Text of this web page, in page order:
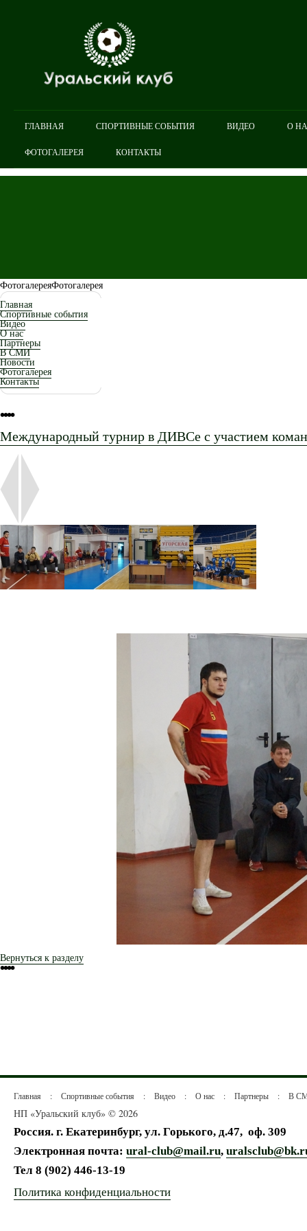
ГЛАВНАЯ СПОРТИВНЫЕ СОБЫТИЯ ВИДЕО О
ФОТОГАЛЕРЕЯ КОНТАКТЫ
ФотогалереяФотогалерея
Главная
Спортивные события
Видео
О нас
Партнеры
В СМИ
Новости
Фотогалерея
Контакты
••••
Международный турнир в ДИВСе с участием
Вернуться к разделу
••••
Главная : Спортивные события : Видео : О нас : Партнеры : В
НП «Уральский клуб» © 2026
Россия. г. Екатеринбург, ул. Горького, д.47, оф. 309
Электронная почта: ural-club@mail.ru,
Тел 8 (902) 446-13-19
Политика конфиденциальности